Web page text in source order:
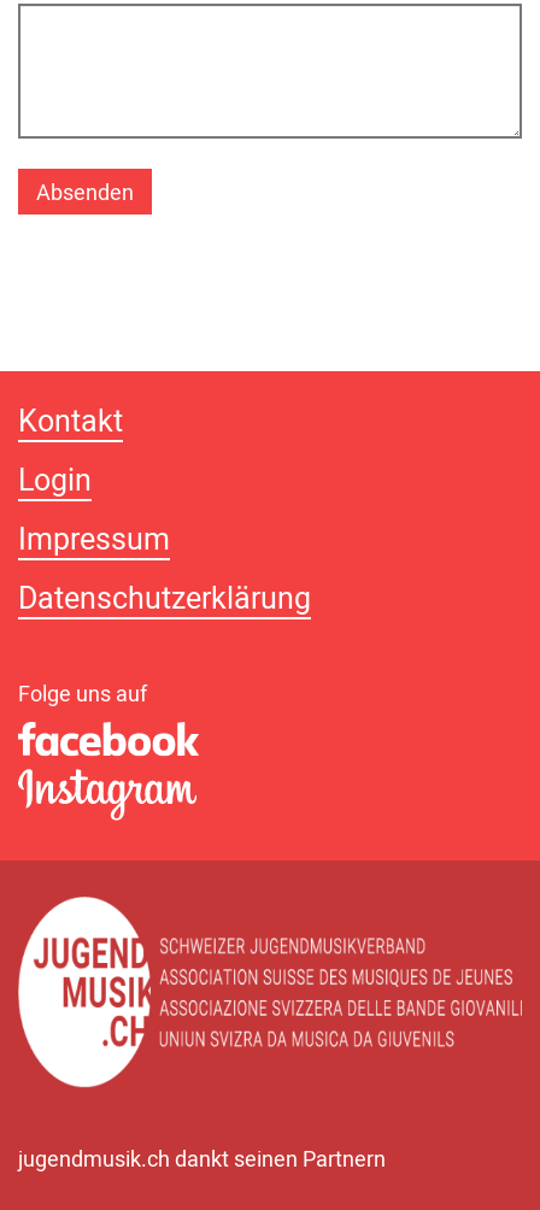
Kontakt
Login
Impressum
Datenschutzerklärung
Folge uns auf
jugendmusik.ch dankt seinen Partnern